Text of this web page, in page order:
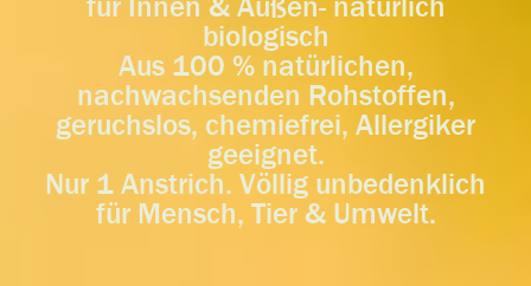
für Innen & Außen- natürlich
biologisch
Aus 100 % natürlichen,
nachwachsenden Rohstoffen,
geruchslos, chemiefrei, Allergiker
geeignet.
Nur 1 Anstrich. Völlig unbedenklich
für Mensch, Tier & Umwelt.